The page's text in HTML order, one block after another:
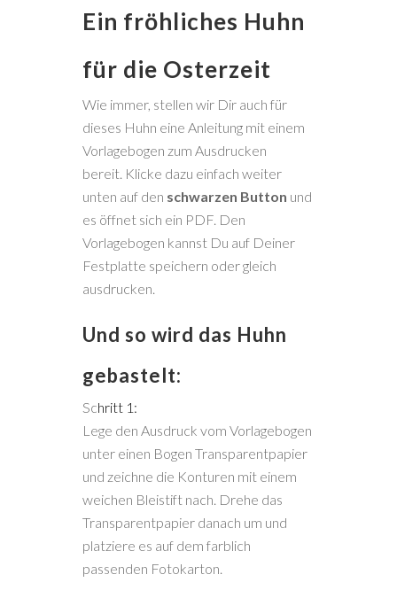
Ein fröhliches Huhn
für die Osterzeit
Wie immer, stellen wir Dir auch für
dieses Huhn eine Anleitung mit einem
Vorlagebogen zum Ausdrucken
bereit. Klicke dazu einfach weiter
unten auf den schwarzen Button und
es öffnet sich ein PDF. Den
Vorlagebogen kannst Du auf Deiner
Festplatte speichern oder gleich
ausdrucken.
Und so wird das Huhn
gebastelt:
Schritt 1:
Lege den Ausdruck vom Vorlagebogen
unter einen Bogen Transparentpapier
und zeichne die Konturen mit einem
weichen Bleistift nach. Drehe das
Transparentpapier danach um und
platziere es auf dem farblich
passenden Fotokarton.